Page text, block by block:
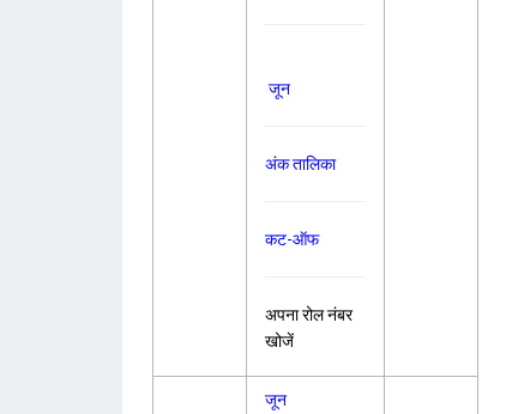
जून
अंक तालिका
कट-ऑफ
अपना रोल नंबर
खोजें
जून